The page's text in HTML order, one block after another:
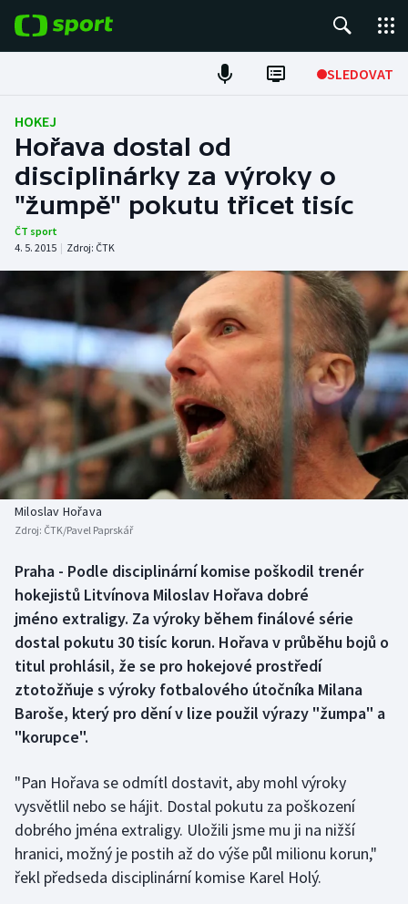
SLEDOVAT
Fotbal
Hokej
Tenis
Atletika
DALŠÍ SPORTY
Americký fotbal
Baseball a softbal
Basketbal
Biatlon
Box
Curling
Dostihy
Florbal
Futsal
Golf
Gymnastika
NEPŘEHLÉDNĚTE
Soutěže
Historické návraty
Aplikace ČT sport
HOKEJ
Hořava dostal od
disciplinárky za výroky o
"žumpě" pokutu třicet tisíc
ČT sport
4. 5. 2015 | Zdroj: ČTK
Miloslav Hořava
Zdroj: ČTK/Pavel Paprskář
Praha - Podle disciplinární komise poškodil trenér
hokejistů Litvínova Miloslav Hořava dobré
jméno extraligy. Za výroky během finálové série
dostal pokutu 30 tisíc korun. Hořava v průběhu bojů o
titul prohlásil, že se pro hokejové prostředí
ztotožňuje s výroky fotbalového útočníka Milana
Baroše, který pro dění v lize použil výrazy "žumpa" a
"korupce".
"Pan Hořava se odmítl dostavit, aby mohl výroky
vysvětlil nebo se hájit. Dostal pokutu za poškození
dobrého jména extraligy. Uložili jsme mu ji na nižší
hranici, možný je postih až do výše půl milionu korun,"
řekl předseda disciplinární komise Karel Holý.